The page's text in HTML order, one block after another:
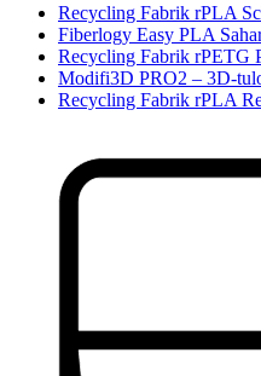
Recycling Fabrik rPLA
Fiberlogy Easy PLA
Recycling Fabrik rPETG
Modifi3D PRO2 – 3D-
Recycling Fabrik rPLA